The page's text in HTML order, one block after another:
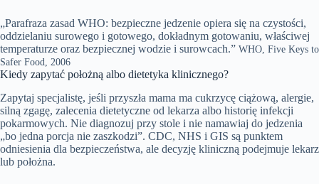
„Parafraza zasad WHO: bezpieczne jedzenie opiera się na czystości,
oddzielaniu surowego i gotowego, dokładnym gotowaniu, właściwej
temperaturze oraz bezpiecznej wodzie i surowcach.” WHO, Five Keys to
Safer Food, 2006
Kiedy zapytać położną albo dietetyka klinicznego?
Zapytaj specjalistę, jeśli przyszła mama ma cukrzycę ciążową, alergie,
silną zgagę, zalecenia dietetyczne od lekarza albo historię infekcji
pokarmowych. Nie diagnozuj przy stole i nie namawiaj do jedzenia
„bo jedna porcja nie zaszkodzi”. CDC, NHS i GIS są punktem
odniesienia dla bezpieczeństwa, ale decyzję kliniczną podejmuje lekarz
lub położna.